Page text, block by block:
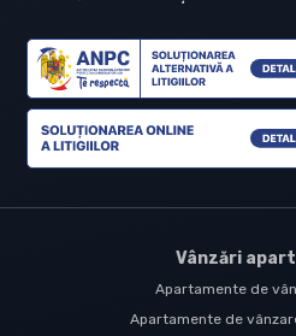
Vânzări
Apartamente de
Apartamente de